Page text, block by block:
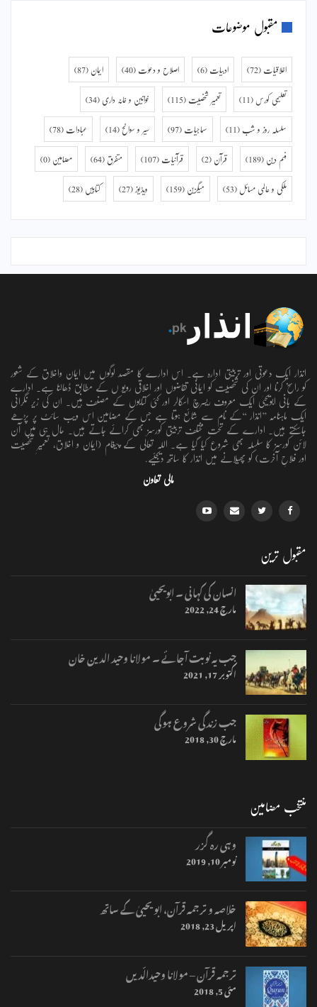
مقبول موضوعات
اخلاقیات (72) ادبیات (6) اصلاح و دعوت (40) ایمان (87)
تعلیمی کورس (11) تعمیر شخصیت (115) خواتین و خانہ داری (34)
سلسلہ روز و شب (11) سماجیات (97) سیر و سوانح (14) عبادات (78)
فہم دین (189) قرآن (2) قرآنیات (107) متفرق (64) مضامین (0)
ملکی و عالمی مسائل (53) میگزین (159) ویڈیوز (27) کتابیں (28)
انذار ایک دعوتی اور تربیتی ادارہ ہے۔ اس ادارے کا مقصد لوگوں میں ایمان واخلاق کے شعور
کو راسخ کرنا اور ان کی شخصیت کو ایمانی تقاضوں اور اخلاقی رویو ں کے مطابق ڈھالنا ہے۔ ادارے
کے بانی ابویحییٰ ایک معروف ریسرچ اسکالر اور کئی کتابوں کے مصنف ہیں۔ ان کی زیر نگرانی
ایک ماہنامہ ’’انذار ‘‘کے نام سے شائع ہوتا ہے جس کے مضامین اس ویب سائٹ پر پڑھے
جاسکتے ہیں۔ ادارے کے تحت مختلف تربیتی کورسز بھی کرائے جاتے ہیں۔ حال ہی میں آن
لائن کورسز کا سلسلہ بھی شروع کیا گیا ہے۔ اللہ تعالٰی کے پیغام (ایمان و اخلاق، تعمیرِ شخصیت
اور فلاحِ آخرت) کو پھیلانے میں انذار کا ساتھ دیجئیے.
مالی تعاون
مقبول ترین
انسان کی کہانی ۔ ابویحییٰ
مارچ 24, 2022
جب یہ نوبت آجائے ۔ مولانا وحید الدین خان
اکتوبر 17, 2021
جب زندگی شروع ہوگی
مارچ 30, 2018
منتخب مضامین
وہی رہ گزر
نومبر 10, 2019
خلاصہ و ترجمہ قرآن، ابو یحییٰ کے ساتھ
اپریل 23, 2018
ترجمہ قرآن – مولانا وحیدالّدیں
مئی 5, 2018